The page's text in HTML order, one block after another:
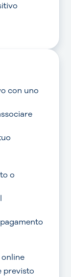
con uno
o
previsto